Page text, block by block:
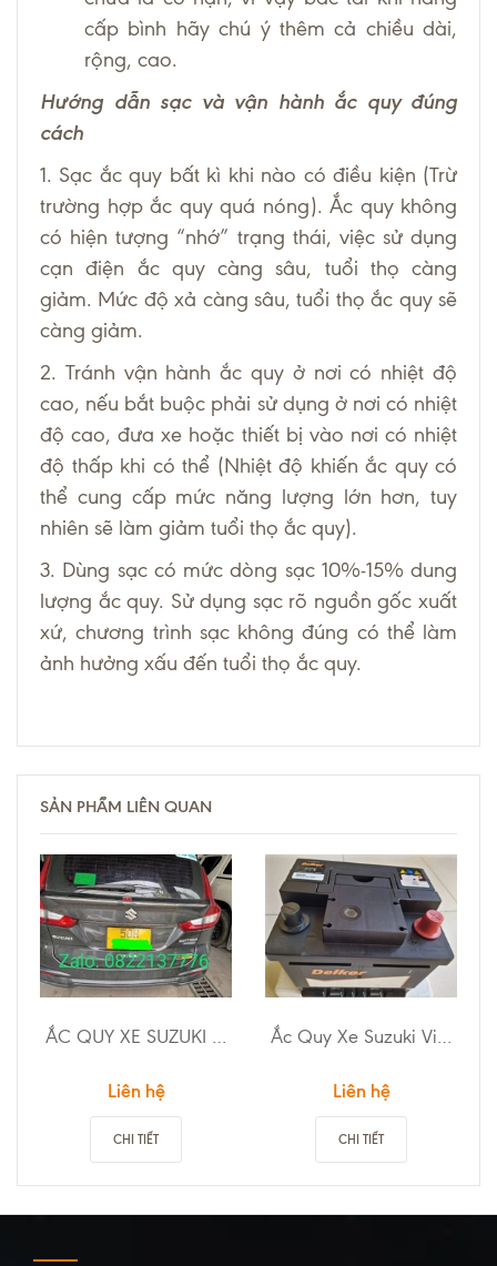
cấp bình hãy chú ý thêm cả chiều dài,
rộng, cao.
Hướng dẫn sạc và vận hành ắc quy đúng
cách
1. Sạc ắc quy bất kì khi nào có điều kiện (Trừ
trường hợp ắc quy quá nóng). Ắc quy không
có hiện tượng “nhớ” trạng thái, việc sử dụng
cạn điện ắc quy càng sâu, tuổi thọ càng
giảm. Mức độ xả càng sâu, tuổi thọ ắc quy sẽ
càng giảm.
2. Tránh vận hành ắc quy ở nơi có nhiệt độ
cao, nếu bắt buộc phải sử dụng ở nơi có nhiệt
độ cao, đưa xe hoặc thiết bị vào nơi có nhiệt
độ thấp khi có thể (Nhiệt độ khiến ắc quy có
thể cung cấp mức năng lượng lớn hơn, tuy
nhiên sẽ làm giảm tuổi thọ ắc quy).
3. Dùng sạc có mức dòng sạc 10%-15% dung
lượng ắc quy. Sử dụng sạc rõ nguồn gốc xuất
xứ, chương trình sạc không đúng có thể làm
ảnh hưởng xấu đến tuổi thọ ắc quy.
SẢN PHẨM LIÊN QUAN
Liên hệ
CHI TIẾT
Liên hệ
CHI TIẾT